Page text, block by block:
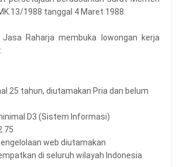
1988 tanggal 4 Maret 1988.
Jasa Raharja membuka lowongan kerja
25 tahun, diutamakan Pria dan belum
D3 (Sistem Informasi)
web diutamakan
di seluruh wilayah Indonesia